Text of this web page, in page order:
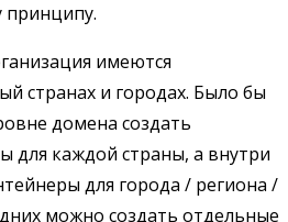
имеются
странах и городах. Было бы
домена создать
для каждой страны, а внутри
для города / региона /
можно создать отдельные